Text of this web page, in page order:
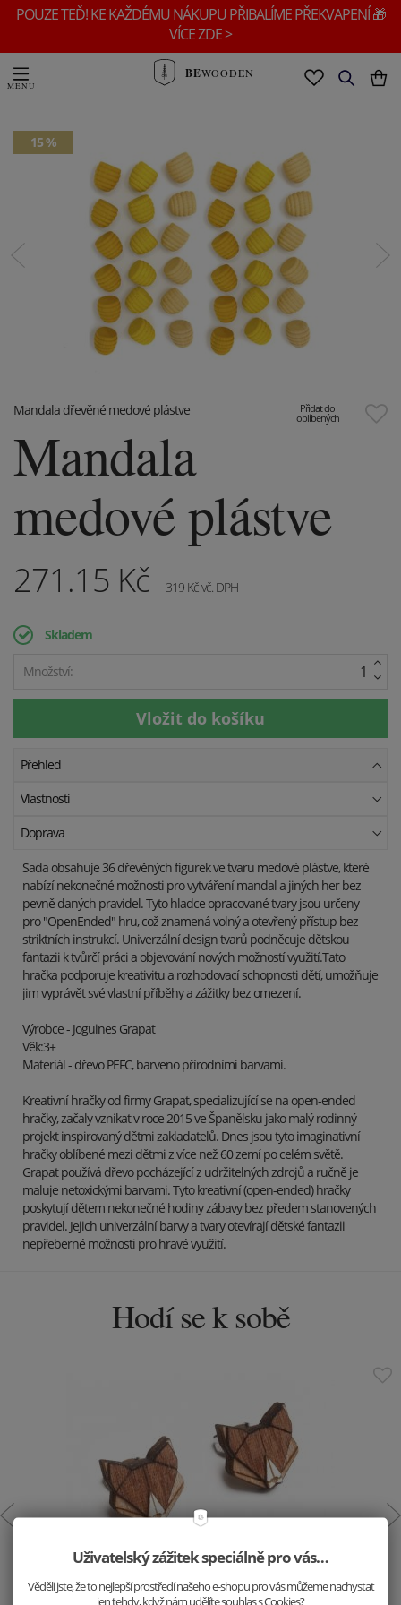
POUZE TEĎ! KE KAŽDÉMU NÁKUPU PŘIBALÍME PŘEKVAPENÍ 🎁
VÍCE ZDE >
BEWOODEN
15 %
Přidat do
oblíbených
Mandala dřevěné medové plástve
Mandala
medové plástve
271.15 Kč 319Kčvč. DPH
Skladem
Množství:
Přehled
Vlastnosti
Doprava
Sada obsahuje 36 dřevěných figurek ve tvaru medové plástve, které
nabízí nekonečné možnosti pro vytváření mandal a jiných her bez
pevně daných pravidel. Tyto hladce opracované tvary jsou určeny
pro "OpenEnded" hru, což znamená volný a otevřený přístup bez
striktních instrukcí. Univerzální design tvarů podněcuje dětskou
fantazii k tvůrčí práci a objevování nových možností využití.Tato
hračka podporuje kreativitu a rozhodovací schopnosti dětí, umožňuje
jim vyprávět své vlastní příběhy a zážitky bez omezení.
Výrobce - Joguines Grapat
Věk:3+
Materiál - dřevo PEFC, barveno přírodními barvami.
Kreativní hračky od firmy Grapat, specializující se na open-ended
hračky, začaly vznikat v roce 2015 ve Španělsku jako malý rodinný
projekt inspirovaný dětmi zakladatelů. Dnes jsou tyto imaginativní
hračky oblíbené mezi dětmi z více než 60 zemí po celém světě.
Grapat používá dřevo pocházející z udržitelných zdrojů a ručně je
maluje netoxickými barvami. Tyto kreativní (open-ended) hračky
poskytují dětem nekonečné hodiny zábavy bez předem stanovených
pravidel. Jejich univerzální barvy a tvary otevírají dětské fantazii
nepřeberné možnosti pro hravé využití.
Hodí se k sobě
Dřevěné náušnice Liška
Uživatelský zážitek speciálně pro vás…
Věděli jste, že to nejlepší prostředí našeho e-shopu pro vás můžeme nachystat
jen tehdy, když nám udělíte souhlas s Cookies?